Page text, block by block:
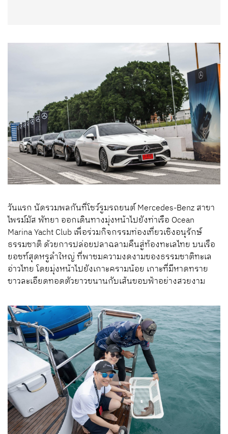
วันแรก นัดรวมพลกันที่โชว์รูมรถยนต์ Mercedes-Benz สาขา
ไพรม์มัส พัทยา ออกเดินทางมุ่งหน้าไปยังท่าเรือ Ocean
Marina Yacht Club เพื่อร่วมกิจกรรมท่องเที่ยวเชิงอนุรักษ์
ธรรมชาติ ด้วยการปล่อยปลาฉลามคืนสู่ท้องทะเลไทย บนเรือ
ยอชท์สุดหรูลำใหญ่ ที่พาชมความงดงามของธรรมชาติทะเล
อ่าวไทย โดยมุ่งหน้าไปยังเกาะครามน้อย เกาะที่มีหาดทราย
ขาวละเอียดทอดตัวยาวขนานกับเส้นขอบฟ้าอย่างสวยงาม